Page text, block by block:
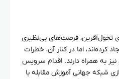
تحول‌آفرین، فرصت‌های بی‌نظیری
کرده‌اند، اما در کنار آن، خطرات
به همراه دارند. اقدام سرویس
شبکه جهانی آموزش مقابله با